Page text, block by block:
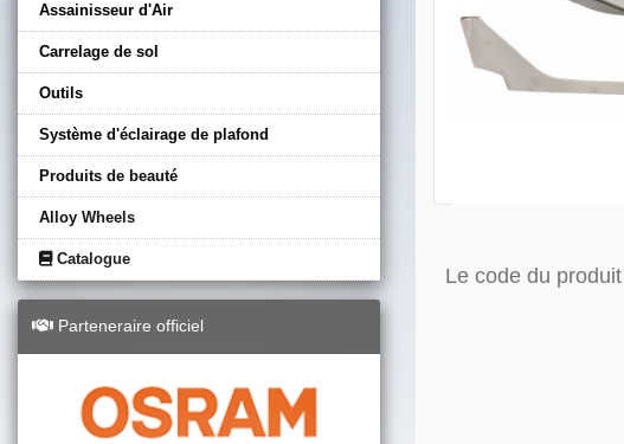
Assainisseur d'Air
Carrelage de sol
Outils
Système d'éclairage de plafond
Produits de beauté
Alloy Wheels
Catalogue
Parteneraire officiel
Le code du